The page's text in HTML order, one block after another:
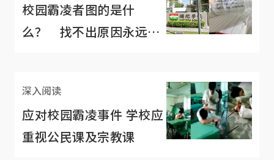
校园霸凌者图的是什
么？ 找不出原因永远解
深入阅读
应对校园霸凌事件 学校应
重视公民课及宗教课